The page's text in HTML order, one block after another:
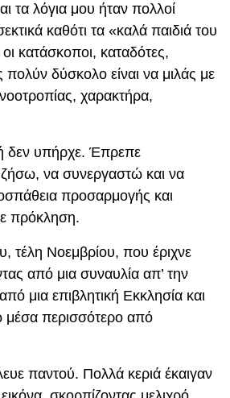
τα λόγια μου ήταν πολλοί
καθότι τα «καλά παιδιά του
κατάσκοποι, καταδότες,
δύσκολο είναι να μιλάς με
χαρακτήρα,
δεν υπήρχε. Έπρεπε
να συνεργαστώ και να
προσαρμογής και
πρόκληση.
τέλη Νοεμβρίου, που έριχνε
από μια συναυλία απ’ την
μια επιβλητική Εκκλησία και
περισσότερο από
παντού. Πολλά κεριά έκαιγαν